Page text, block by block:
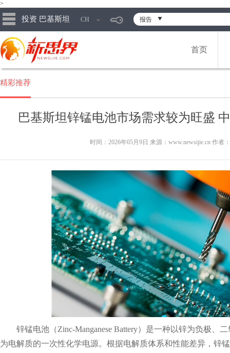
>
投资 巴基斯坦 CH 报告
首页
精彩推荐
巴基斯坦锌锰电池市场需求较为旺盛
时间：2026年05月9日 来源：www.newsijie.cn 作者
锌锰电池（Zinc-Manganese Battery）是一种以锌为负极、
为电解质的一次性化学电源。根据电解质体系和性能差异，锌